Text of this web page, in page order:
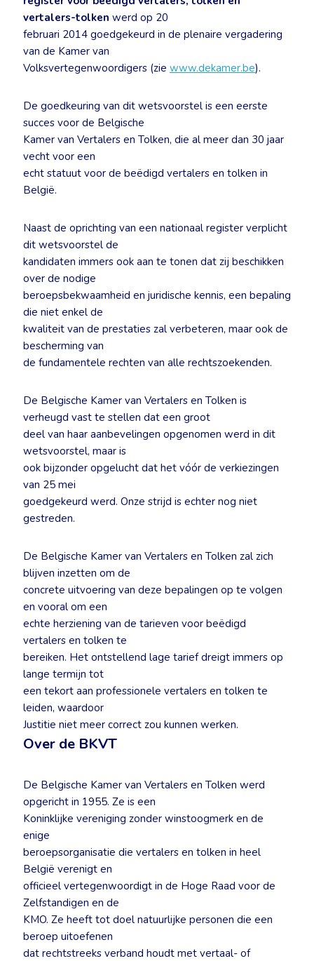
vertalers-tolken werd op 20
februari 2014 goedgekeurd in de plenaire vergadering
van de Kamer van
Volksvertegenwoordigers (zie www.dekamer.be).
De goedkeuring van dit wetsvoorstel is een eerste
succes voor de Belgische
Kamer van Vertalers en Tolken, die al meer dan 30 jaar
vecht voor een
echt statuut voor de beëdigd vertalers en tolken in
België.
Naast de oprichting van een nationaal register verplicht
dit wetsvoorstel de
kandidaten immers ook aan te tonen dat zij beschikken
over de nodige
beroepsbekwaamheid en juridische kennis, een bepaling
die niet enkel de
kwaliteit van de prestaties zal verbeteren, maar ook de
bescherming van
de fundamentele rechten van alle rechtszoekenden.
De Belgische Kamer van Vertalers en Tolken is
verheugd vast te stellen dat een groot
deel van haar aanbevelingen opgenomen werd in dit
wetsvoorstel, maar is
ook bijzonder opgelucht dat het vóór de verkiezingen
van 25 mei
goedgekeurd werd. Onze strijd is echter nog niet
gestreden.
De Belgische Kamer van Vertalers en Tolken zal zich
blijven inzetten om de
concrete uitvoering van deze bepalingen op te volgen
en vooral om een
echte herziening van de tarieven voor beëdigd
vertalers en tolken te
bereiken. Het ontstellend lage tarief dreigt immers op
lange termijn tot
een tekort aan professionele vertalers en tolken te
leiden, waardoor
Justitie niet meer correct zou kunnen werken.
Over de BKVT
De Belgische Kamer van Vertalers en Tolken werd
opgericht in 1955. Ze is een
Koninklijke vereniging zonder winstoogmerk en de
enige
beroepsorganisatie die vertalers en tolken in heel
België verenigt en
officieel vertegenwoordigt in de Hoge Raad voor de
Zelfstandigen en de
KMO. Ze heeft tot doel natuurlijke personen die een
beroep uitoefenen
dat rechtstreeks verband houdt met vertaal- of